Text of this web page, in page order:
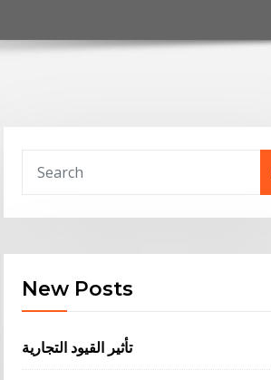
New Posts
تأثير القيود التجارية